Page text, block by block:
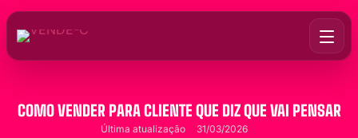
COMO VENDER PARA CLIENTE QUE DIZ QUE VAI PENSAR
Última atualização 31/03/2026